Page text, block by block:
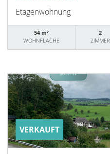
Etagenwohnung
54 m²
WOHNFLÄCHE
2
ZIMMER
VERKAUFT